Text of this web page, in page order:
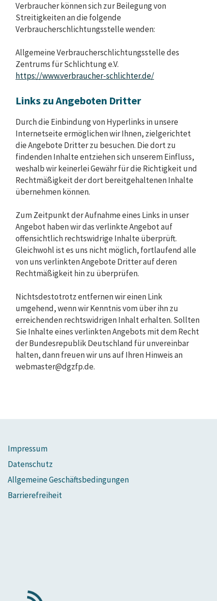
Verbraucher können sich zur Beilegung von
Streitigkeiten an die folgende
Verbraucherschlichtungsstelle wenden:
Allgemeine Verbraucherschlichtungsstelle des
Zentrums für Schlichtung e.V.
https://www.verbraucher-schlichter.de/
Links zu Angeboten Dritter
Durch die Einbindung von Hyperlinks in unsere
Internetseite ermöglichen wir Ihnen, zielgerichtet
die Angebote Dritter zu besuchen. Die dort zu
findenden Inhalte entziehen sich unserem Einfluss,
weshalb wir keinerlei Gewähr für die Richtigkeit und
Rechtmäßigkeit der dort bereitgehaltenen Inhalte
übernehmen können.
Zum Zeitpunkt der Aufnahme eines Links in unser
Angebot haben wir das verlinkte Angebot auf
offensichtlich rechtswidrige Inhalte überprüft.
Gleichwohl ist es uns nicht möglich, fortlaufend alle
von uns verlinkten Angebote Dritter auf deren
Rechtmäßigkeit hin zu überprüfen.
Nichtsdestotrotz entfernen wir einen Link
umgehend, wenn wir Kenntnis vom über ihn zu
erreichenden rechtswidrigen Inhalt erhalten. Sollten
Sie Inhalte eines verlinkten Angebots mit dem Recht
der Bundesrepublik Deutschland für unvereinbar
halten, dann freuen wir uns auf Ihren Hinweis an
webmaster@dgzfp.de.
Impressum
Datenschutz
Allgemeine Geschäftsbedingungen
Barrierefreiheit